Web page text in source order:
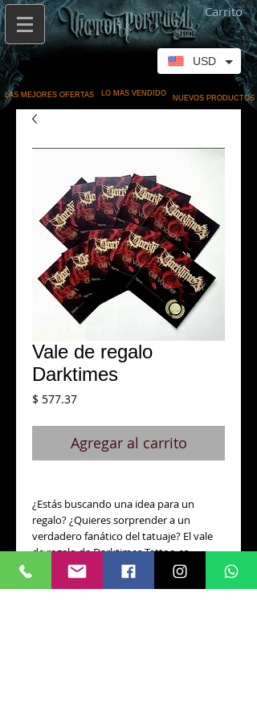
Carrito
LAS MEJORES OFERTAS LO MAS VENDIDO
NUEVOS PRODUCTOS
Vale de regalo
Darktimes
$ 577.37Precio
Agregar al carrito
¿Estás buscando una idea para un
regalo? ¿Quieres sorprender a un
verdadero fanático del tatuaje? El vale
de regalo de Darktimes Tattoo es
definitivamente lo que necesitas. ¡Elija el
USD